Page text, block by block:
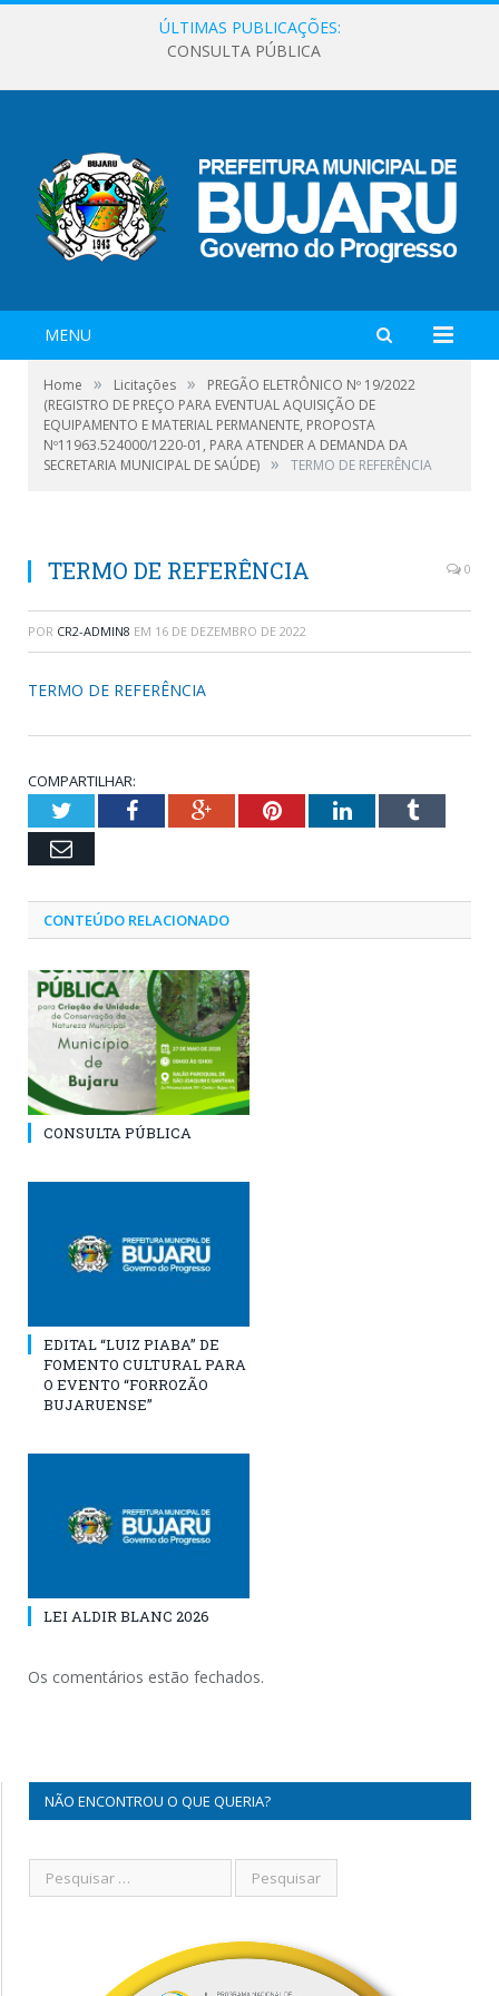
ÚLTIMAS PUBLICAÇÕES:
CONSULTA PÚBLICA
MENU
Home » Licitações »
PREGÃO ELETRÔNICO Nº 19/2022
(REGISTRO DE PREÇO PARA EVENTUAL AQUISIÇÃO DE
EQUIPAMENTO E MATERIAL PERMANENTE, PROPOSTA
Nº11963.524000/1220-01, PARA ATENDER A DEMANDA DA
SECRETARIA MUNICIPAL DE SAÚDE) » TERMO DE REFERÊNCIA
TERMO DE REFERÊNCIA 0
POR CR2-ADMIN8 EM 16 DE DEZEMBRO DE 2022
TERMO DE REFERÊNCIA
COMPARTILHAR:
TwitterFacebookGoogle+PinterestLinkedInTumblr
Email
CONTEÚDO RELACIONADO
CONSULTA PÚBLICA
EDITAL “LUIZ PIABA” DE
FOMENTO CULTURAL PARA
O EVENTO “FORROZÃO
BUJARUENSE”
LEI ALDIR BLANC 2026
Os comentários estão fechados.
NÃO ENCONTROU O QUE QUERIA?